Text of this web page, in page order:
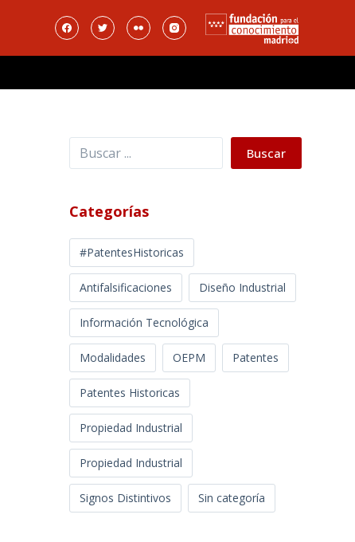
Buscar Buscar
Categorías
#PatentesHistoricas
Antifalsificaciones Diseño Industrial
Información Tecnológica
Modalidades OEPM Patentes
Patentes Historicas
Propiedad Industrial
Propiedad Industrial
Signos Distintivos Sin categoría